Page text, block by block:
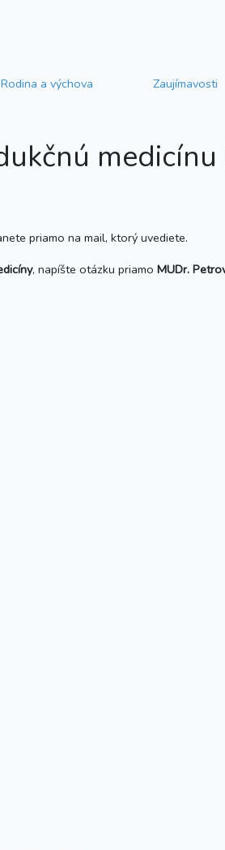
Rodina a výchova Zaujímavosti
medicínu
priamo na mail, ktorý uvediete.
, napíšte otázku priamo MUDr.